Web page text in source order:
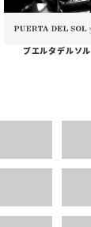
プエルタデルソル